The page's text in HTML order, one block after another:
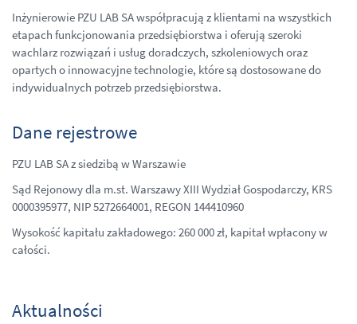
Inżynierowie PZU LAB SA współpracują z klientami na wszystkich
etapach funkcjonowania przedsiębiorstwa i oferują szeroki
wachlarz rozwiązań i usług doradczych, szkoleniowych oraz
opartych o innowacyjne technologie, które są dostosowane do
indywidualnych potrzeb przedsiębiorstwa.
Dane rejestrowe
PZU LAB SA z siedzibą w Warszawie
Sąd Rejonowy dla m.st. Warszawy XIII Wydział Gospodarczy, KRS
0000395977, NIP 5272664001, REGON 144410960
Wysokość kapitału zakładowego: 260 000 zł, kapitał wpłacony w
całości.
Aktualności